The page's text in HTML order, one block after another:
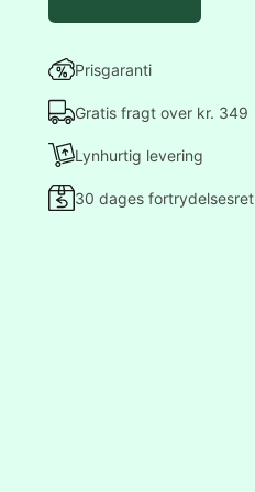
Prisgaranti
Gratis fragt over kr. 349
Lynhurtig levering
30 dages fortrydelsesret